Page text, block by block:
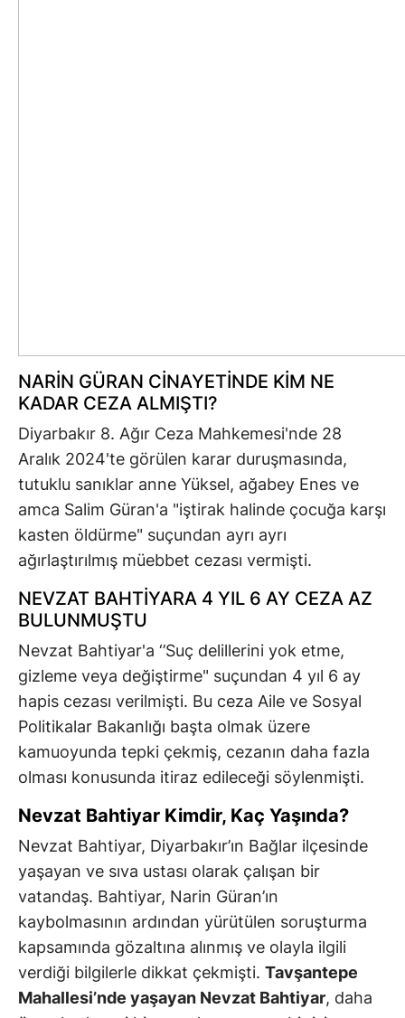
NARİN GÜRAN CİNAYETİNDE KİM NE
KADAR CEZA ALMIŞTI?
Diyarbakır 8. Ağır Ceza Mahkemesi'nde 28
Aralık 2024'te görülen karar duruşmasında,
tutuklu sanıklar anne Yüksel, ağabey Enes ve
amca Salim Güran'a "iştirak halinde çocuğa karşı
kasten öldürme" suçundan ayrı ayrı
ağırlaştırılmış müebbet cezası vermişti.
NEVZAT BAHTİYARA 4 YIL 6 AY CEZA AZ
BULUNMUŞTU
Nevzat Bahtiyar'a ‘’Suç delillerini yok etme,
gizleme veya değiştirme" suçundan 4 yıl 6 ay
hapis cezası verilmişti. Bu ceza Aile ve Sosyal
Politikalar Bakanlığı başta olmak üzere
kamuoyunda tepki çekmiş, cezanın daha fazla
olması konusunda itiraz edileceği söylenmişti.
Nevzat Bahtiyar Kimdir, Kaç Yaşında?
Nevzat Bahtiyar, Diyarbakır’ın Bağlar ilçesinde
yaşayan ve sıva ustası olarak çalışan bir
vatandaş. Bahtiyar, Narin Güran’ın
kaybolmasının ardından yürütülen soruşturma
kapsamında gözaltına alınmış ve olayla ilgili
verdiği bilgilerle dikkat çekmişti. Tavşantepe
Mahallesi’nde yaşayan Nevzat Bahtiyar, daha